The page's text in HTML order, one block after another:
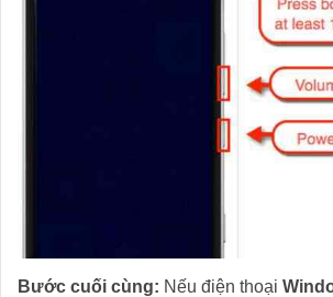
Bước cuối cùng: Nếu điện thoại